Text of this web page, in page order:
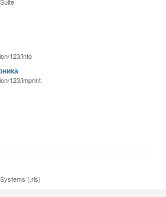
123/info
123/imprint
(.ris)